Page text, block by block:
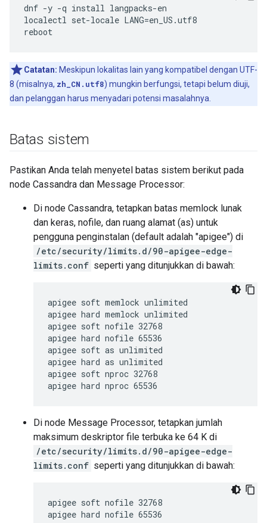
dnf -y -q install langpacks-en
localectl set-locale LANG=en_US.utf8
reboot
Catatan: Meskipun lokalitas lain yang kompatibel dengan UTF-
8 (misalnya, zh_CN.utf8) mungkin berfungsi, tetapi belum diuji,
dan pelanggan harus menyadari potensi masalahnya.
Batas sistem
Pastikan Anda telah menyetel batas sistem berikut pada
node Cassandra dan Message Processor:
Di node Cassandra, tetapkan batas memlock lunak
dan keras, nofile, dan ruang alamat (as) untuk
pengguna penginstalan (default adalah "apigee") di
/etc/security/limits.d/90-apigee-edge-
limits.conf seperti yang ditunjukkan di bawah:
apigee soft memlock unlimited
apigee hard memlock unlimited
apigee soft nofile 32768
apigee hard nofile 65536
apigee soft as unlimited
apigee hard as unlimited
apigee soft nproc 32768
apigee hard nproc 65536
Di node Message Processor, tetapkan jumlah
maksimum deskriptor file terbuka ke 64 K di
/etc/security/limits.d/90-apigee-edge-
limits.conf seperti yang ditunjukkan di bawah:
apigee soft nofile 32768
apigee hard nofile 65536